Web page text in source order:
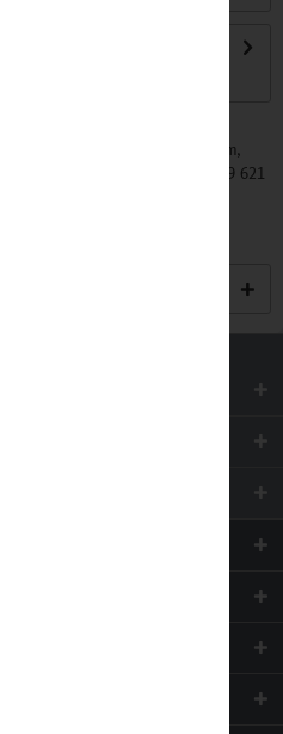
und diskutieren...
Str. 4, 68229 Mannheim,
https://mycybergroup.com, +49 621
finden Sie